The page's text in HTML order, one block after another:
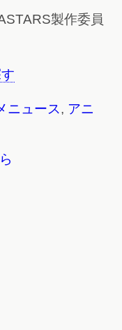
製作委員
ニュース, アニ